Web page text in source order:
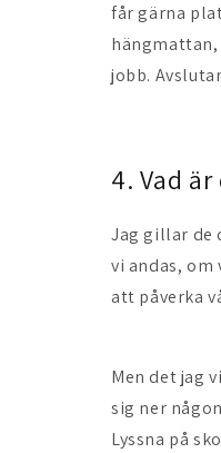
får gärna
jobb.
4. Vad
Jag gillar de
vi andas,
att påverka
Men det jag
sig ner
Lyssna på